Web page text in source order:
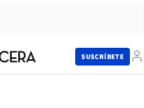
SUSCRÍBETE